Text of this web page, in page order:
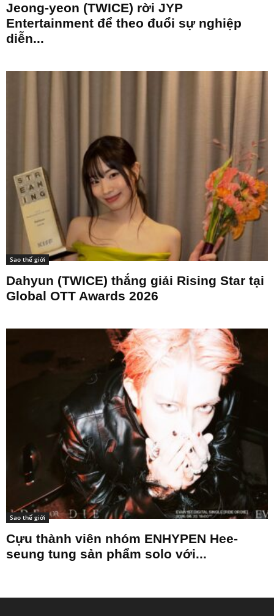
Jeong-yeon (TWICE) rời JYP
Entertainment để theo đuổi sự nghiệp
diễn...
Sao thế giới
Dahyun (TWICE) thắng giải Rising Star tại
Global OTT Awards 2026
Sao thế giới
Cựu thành viên nhóm ENHYPEN Hee-
seung tung sản phẩm solo với...